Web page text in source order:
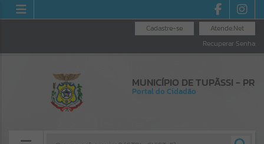
Atende.Net
Cadastre-se
Recuperar Senha
MUNICÍPIO DE TUPÃSSI - PR
Portal do Cidadão